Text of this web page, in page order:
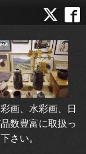
画、水彩画、日
数豊富に取扱っ
さい。